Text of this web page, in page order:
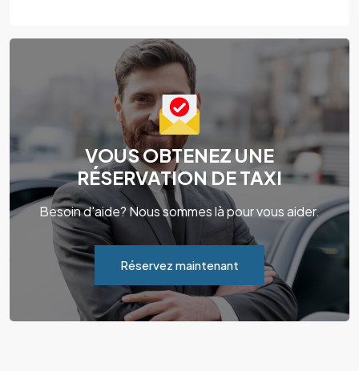
VOUS OBTENEZ UNE
RÉSERVATION DE TAXI
Besoin d'aide? Nous sommes là pour vous aider.
Réservez maintenant